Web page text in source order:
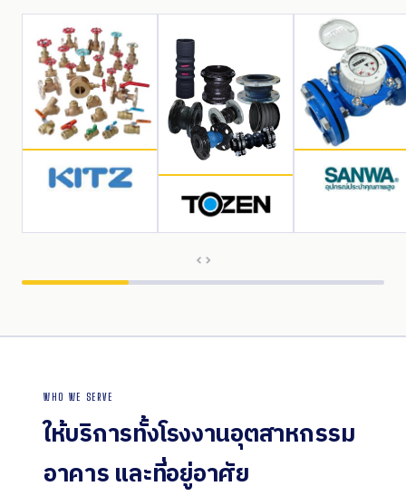
WHO WE SERVE
ให้บริการทั้งโรงงานอุตสาหกรรม
อาคาร และที่อยู่อาศัย